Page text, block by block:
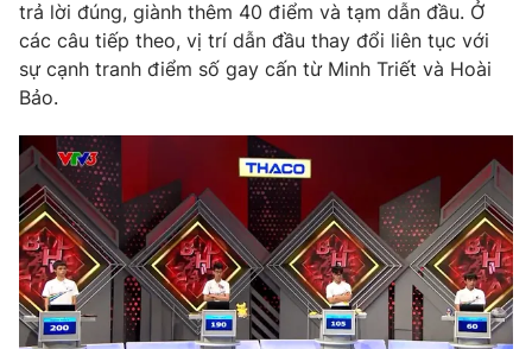
® Cấm sao chép dưới mọi hình thức nếu không có sự chấp
thuận bằng văn bản. Ghi rõ nguồn VTV.vn khi phát hành lại
thông tin từ website này.
trả lời đúng, giành thêm 40 điểm và tạm dẫn đầu. Ở
các câu tiếp theo, vị trí dẫn đầu thay đổi liên tục với
sự cạnh tranh điểm số gay cấn từ Minh Triết và Hoài
Bảo.